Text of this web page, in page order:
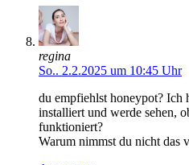
regina
So.. 2.2.2025 um 10:45 Uhr
du empfiehlst honeypot? Ich
installiert und werde sehen,
funktioniert?
Warum nimmst du nicht das